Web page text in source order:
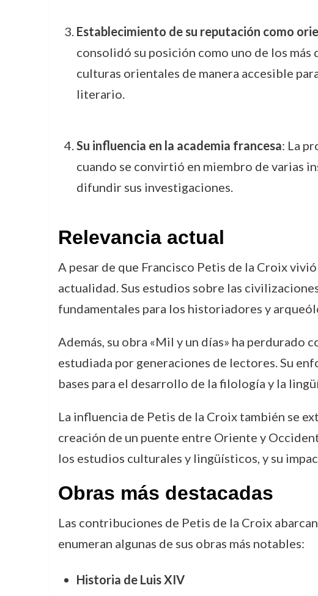
Establecimiento de su reputación como
consolidó su posición como uno de los
culturas orientales de manera accesible
literario.
Su influencia en la academia francesa: La
cuando se convirtió en miembro de varias
difundir sus investigaciones.
Relevancia actual
A pesar de que Francisco Petis de la Croix
actualidad. Sus estudios sobre las
fundamentales para los historiadores y
Además, su obra «Mil y un días» ha perdurado
estudiada por generaciones de lectores. Su
bases para el desarrollo de la filología y la
La influencia de Petis de la Croix también se
creación de un puente entre Oriente y
los estudios culturales y lingüísticos, y su
Obras más destacadas
Las contribuciones de Petis de la Croix
enumeran algunas de sus obras más notables:
Historia de Luis XIV